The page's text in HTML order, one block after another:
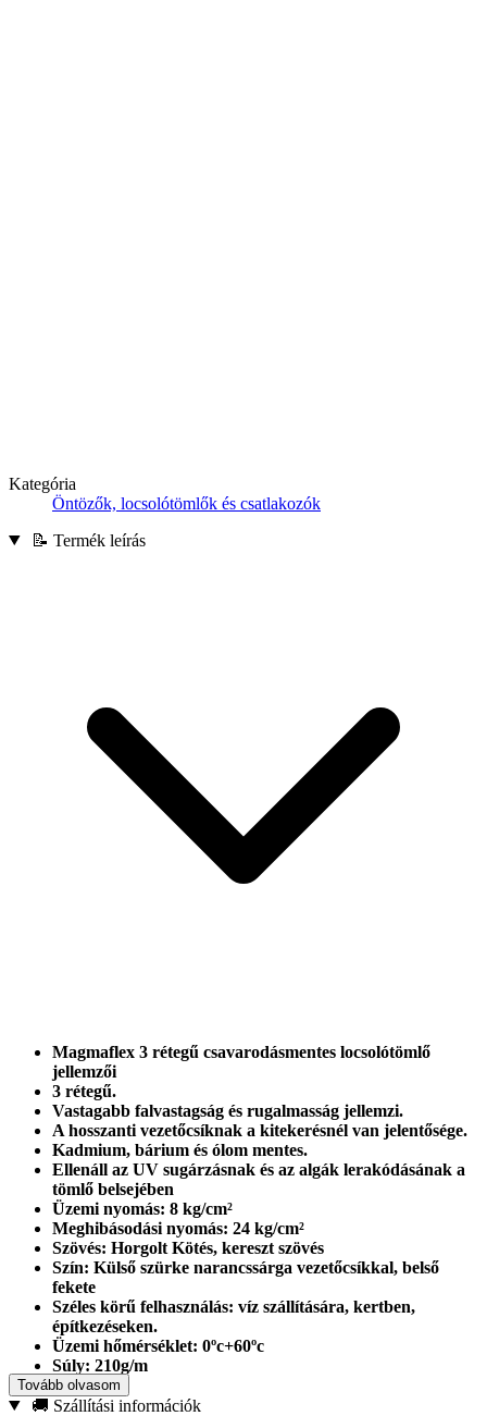
Kategória
Öntözők, locsolótömlők és csatlakozók
📝 Termék leírás
Magmaflex 3 rétegű csavarodásmentes locsolótömlő
jellemzői
3 rétegű.
Vastagabb falvastagság és rugalmasság jellemzi.
A hosszanti vezetőcsíknak a kitekerésnél van jelentősége.
Kadmium, bárium és ólom mentes.
Ellenáll az UV sugárzásnak és az algák lerakódásának a
tömlő belsejében
Üzemi nyomás: 8 kg/cm²
Meghibásodási nyomás: 24 kg/cm²
Szövés: Horgolt Kötés, kereszt szövés
Szín: Külső szürke narancssárga vezetőcsíkkal, belső
fekete
Széles körű felhasználás: víz szállítására, kertben,
építkezéseken.
Üzemi hőmérséklet: 0ºc+60ºc
Súly: 210g/m
A fotó csak illusztráció!
Tovább olvasom
🚚 Szállítási információk